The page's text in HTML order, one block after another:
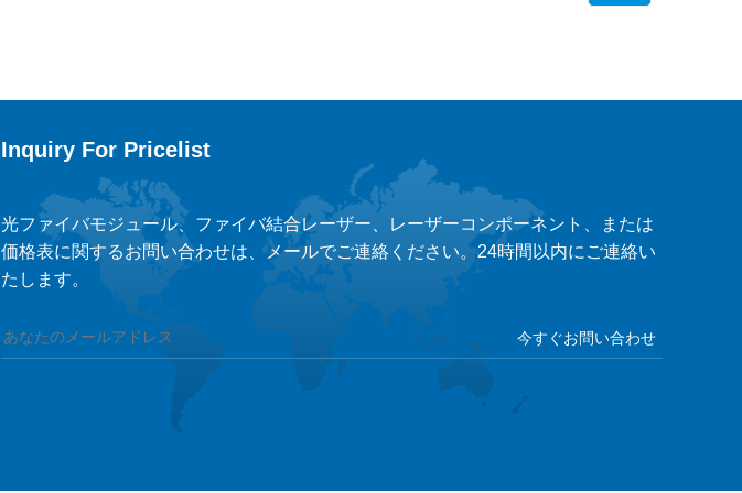
Inquiry For Pricelist
光ファイバモジュール、ファイバ結合レーザー、レーザーコンポーネント、または
価格表に関するお問い合わせは、メールでご連絡ください。24時間以内にご連絡い
たします。